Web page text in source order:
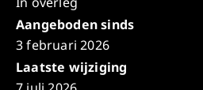
Aangeboden sinds
3 februari 2026
Laatste wijziging